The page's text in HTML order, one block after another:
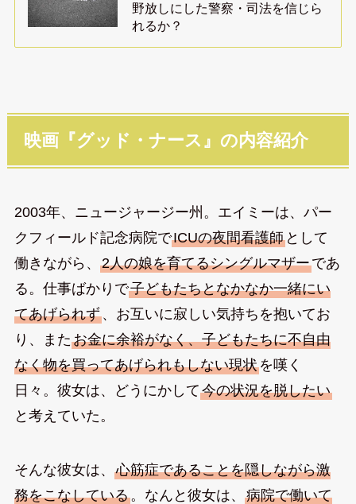
野放しにした警察・司法を信じら
れるか？
映画『グッド・ナース』の内容紹介
2003年、ニュージャージー州。エイミーは、パー
クフィールド記念病院でICUの夜間看護師として
働きながら、 2人の娘を育てるシングルマザーであ
る。仕事ばかりで子どもたちとなかなか一緒にい
てあげられず、お互いに寂しい気持ちを抱いてお
り、またお金に余裕がなく、子どもたちに不自由
なく物を買ってあげられもしない現状を嘆く
日々。彼女は、どうにかして今の状況を脱したい
と考えていた。
そんな彼女は、 心筋症であることを隠しながら激
務をこなしている。なんと彼女は、 病院で働いて